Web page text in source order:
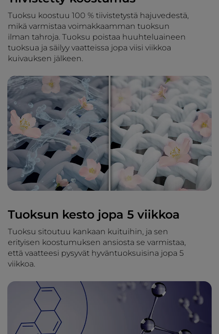
Tuoksu koostuu 100 % tiivistetystä hajuvedestä,
mikä varmistaa voimakkaamman tuoksun
ilman tahroja. Tuoksu poistaa huuhteluaineen
tuoksua ja säilyy vaatteissa jopa viisi viikkoa
kuivauksen jälkeen.
Tuoksun kesto jopa 5 viikkoa
Tuoksu sitoutuu kankaan kuituihin, ja sen
erityisen koostumuksen ansiosta se varmistaa,
että vaatteesi pysyvät hyväntuoksuisina jopa 5
viikkoa.